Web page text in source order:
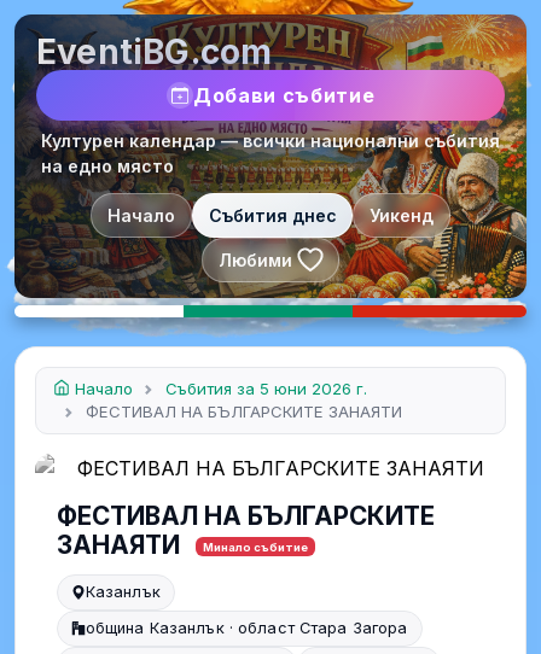
EventiBG.com
Добави събитие
Културен календар — всички национални събития
на едно място
Начало Събития днес Уикенд
Любими
Начало
Събития за 5 юни 2026 г.
ФЕСТИВАЛ НА БЪЛГАРСКИТЕ ЗАНАЯТИ
ФЕСТИВАЛ НА БЪЛГАРСКИТЕ
ЗАНАЯТИ
Минало събитие
Казанлък
община Казанлък · област Стара Загора